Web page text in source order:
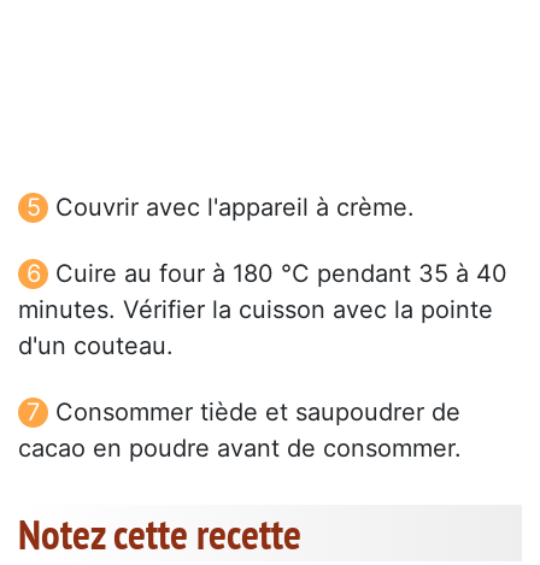
Couvrir avec l'appareil à crème.
Cuire au four à 180 °C pendant 35 à 40
minutes. Vérifier la cuisson avec la pointe
d'un couteau.
Consommer tiède et saupoudrer de
cacao en poudre avant de consommer.
Notez cette recette